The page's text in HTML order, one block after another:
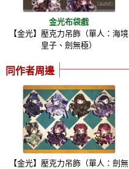
金光布袋戲
【金光】壓克力吊飾（單人：海境
皇子、劍無極）
同作者周邊
【金光】壓克力吊飾（單人：劍無